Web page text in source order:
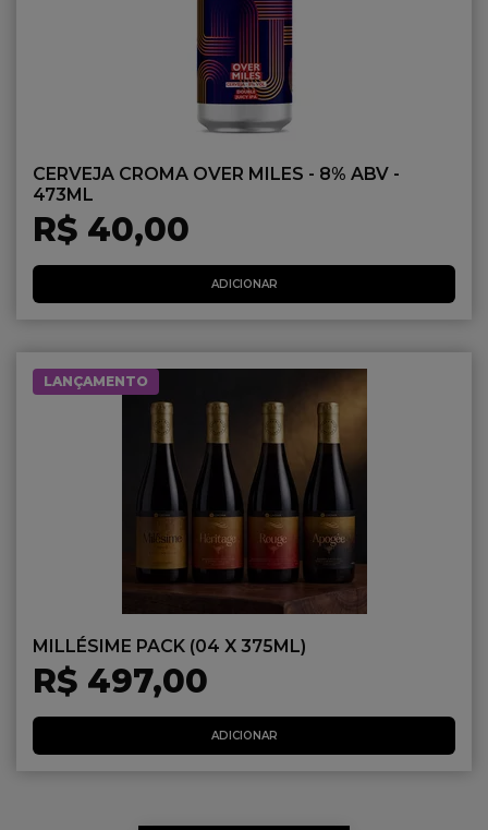
CERVEJA CROMA OVER MILES - 8% ABV -
473ML
R$ 40,00
ADICIONAR
LANÇAMENTO
MILLÉSIME PACK (04 X 375ML)
R$ 497,00
ADICIONAR